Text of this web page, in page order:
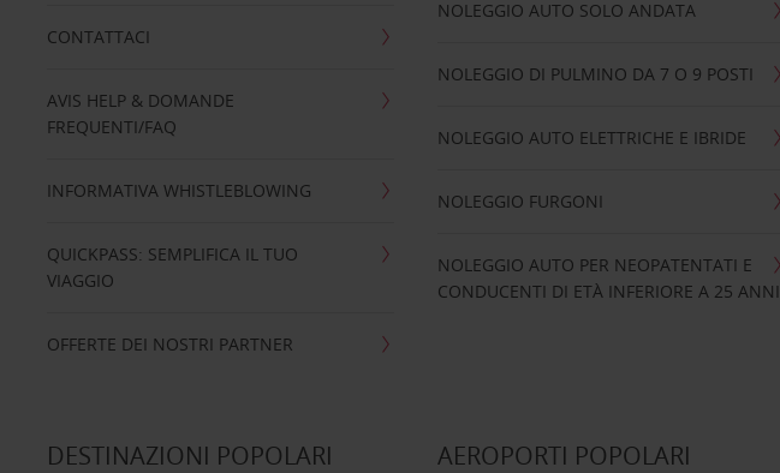
CONTATTACI
AVIS HELP & DOMANDE
FREQUENTI/FAQ
INFORMATIVA WHISTLEBLOWING
QUICKPASS: SEMPLIFICA IL TUO
VIAGGIO
OFFERTE DEI NOSTRI PARTNER
NOLEGGIO AUTO SOLO ANDATA
NOLEGGIO DI PULMINO DA 7 O 9 POSTI
NOLEGGIO AUTO ELETTRICHE E IBRIDE
NOLEGGIO FURGONI
NOLEGGIO AUTO PER NEOPATENTATI E
CONDUCENTI DI ETÀ INFERIORE A 25 ANNI
DESTINAZIONI POPOLARI AEROPORTI POPOLARI